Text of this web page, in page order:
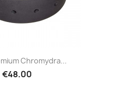
Chromydra...
€48.00